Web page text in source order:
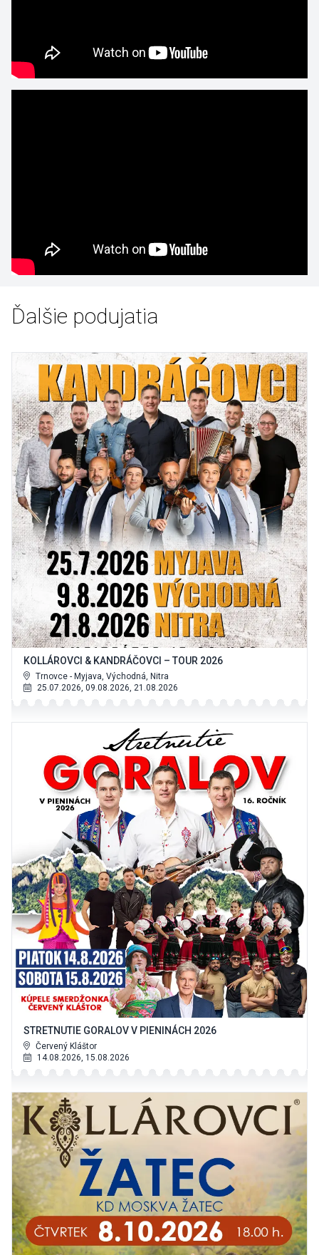
Ďalšie podujatia
KOLLÁROVCI & KANDRÁČOVCI – TOUR 2026
Trnovce - Myjava, Východná, Nitra
25.07.2026, 09.08.2026, 21.08.2026
STRETNUTIE GORALOV V PIENINÁCH 2026
Červený Kláštor
14.08.2026, 15.08.2026